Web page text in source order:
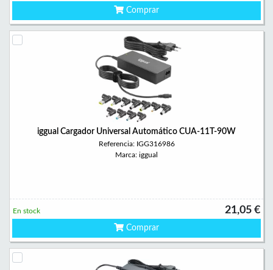
Comprar
iggual Cargador Universal Automático CUA-11T-90W
Referencia: IGG316986
Marca: iggual
21,05 €
En stock
Comprar